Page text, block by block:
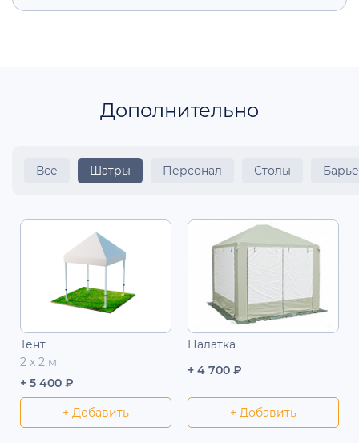
Дополнительно
Все Шатры Персонал Столы
Тент
2 x 2 м
+ 5 400 ₽
+ Добавить
Палатка
+ 4 700 ₽
+ Добавить